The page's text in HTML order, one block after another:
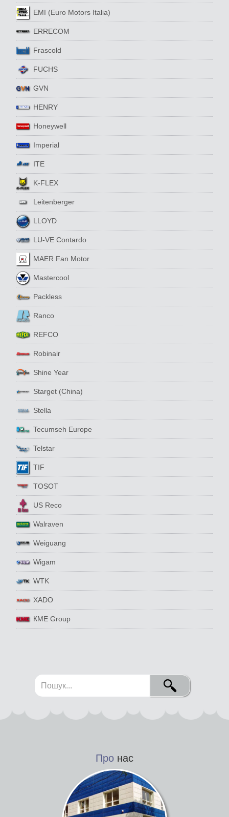
EMI (Euro Motors Italia)
ERRECOM
Frascold
FUCHS
GVN
HENRY
Honeywell
Imperial
ITE
K-FLEX
Leitenberger
LLOYD
LU-VE Contardo
MAER Fan Motor
Mastercool
Packless
Ranco
REFCO
Robinair
Shine Year
Starget (China)
Stella
Tecumseh Europe
Telstar
TIF
TOSOT
US Reco
Walraven
Weiguang
Wigam
WTK
XADO
КМЕ Group
Про нас